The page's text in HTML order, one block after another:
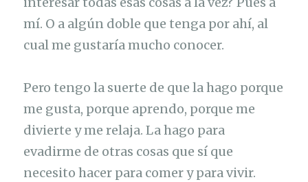
mí. O a algún doble que tenga por ahí, al
cual me gustaría mucho conocer.
Pero tengo la suerte de que la hago porque
me gusta, porque aprendo, porque me
divierte y me relaja. La hago para
evadirme de otras cosas que sí que
necesito hacer para comer y para vivir.